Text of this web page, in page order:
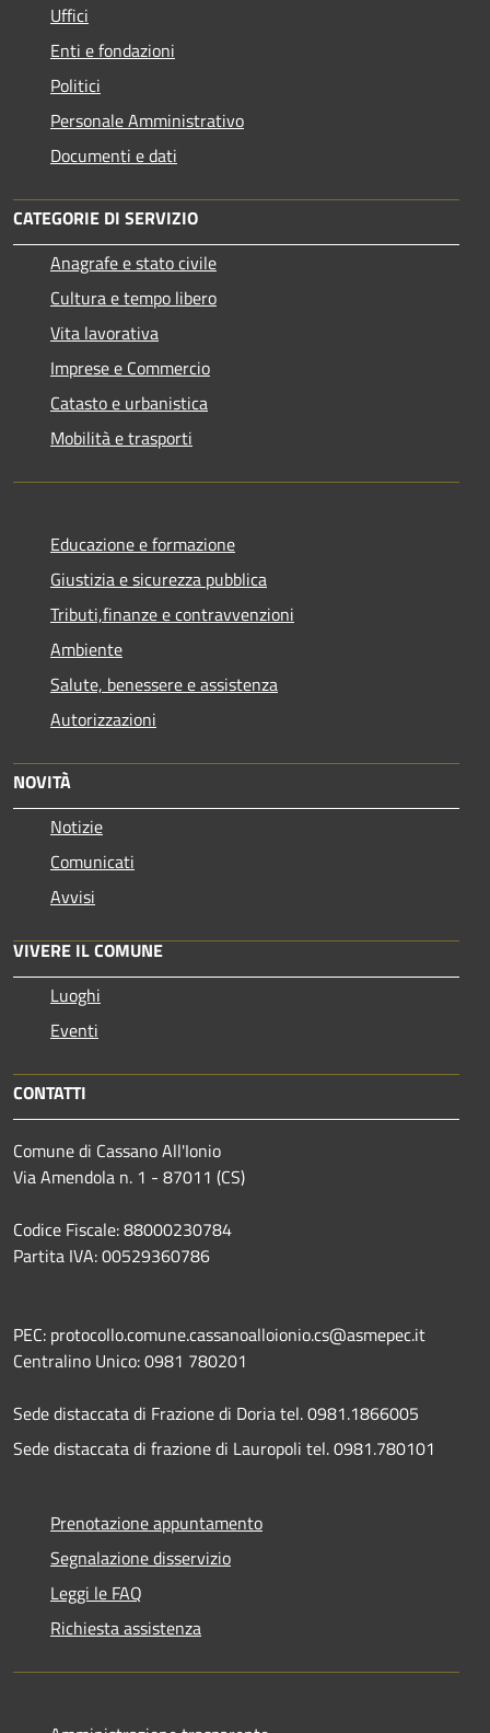
Uffici
Enti e fondazioni
Politici
Personale Amministrativo
Documenti e dati
CATEGORIE DI SERVIZIO
Anagrafe e stato civile
Cultura e tempo libero
Vita lavorativa
Imprese e Commercio
Catasto e urbanistica
Mobilità e trasporti
Educazione e formazione
Giustizia e sicurezza pubblica
Tributi,finanze e contravvenzioni
Ambiente
Salute, benessere e assistenza
Autorizzazioni
NOVITÀ
Notizie
Comunicati
Avvisi
VIVERE IL COMUNE
Luoghi
Eventi
CONTATTI
Comune di Cassano All'Ionio
Via Amendola n. 1 - 87011 (CS)
Codice Fiscale: 88000230784
Partita IVA: 00529360786
PEC: protocollo.comune.cassanoalloionio.cs@asmepec.it
Centralino Unico: 0981 780201
Sede distaccata di Frazione di Doria tel. 0981.1866005
Sede distaccata di frazione di Lauropoli tel. 0981.780101
Prenotazione appuntamento
Segnalazione disservizio
Leggi le FAQ
Richiesta assistenza